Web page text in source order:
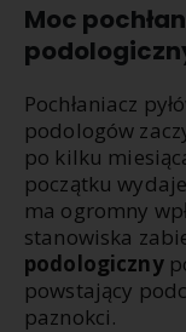
Moc
Pochłaniacz
podologów
po kilku
początku
ma ogromny
stanowiska
podologiczny
powstający
paznokci.